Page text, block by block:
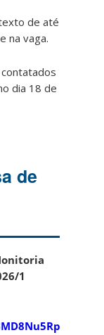
de até
na vaga.
dia 18 de
de
1